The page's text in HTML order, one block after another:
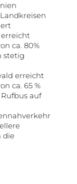
ca. 80%
stetig
erreicht
ca. 65 %
auf
die